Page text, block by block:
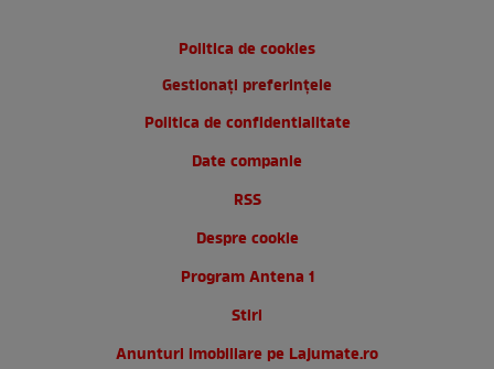
Politica de cookies
Gestionați preferințele
Politica de confidentialitate
Date companie
RSS
Despre cookie
Program Antena 1
Stiri
Anunturi imobiliare pe Lajumate.ro